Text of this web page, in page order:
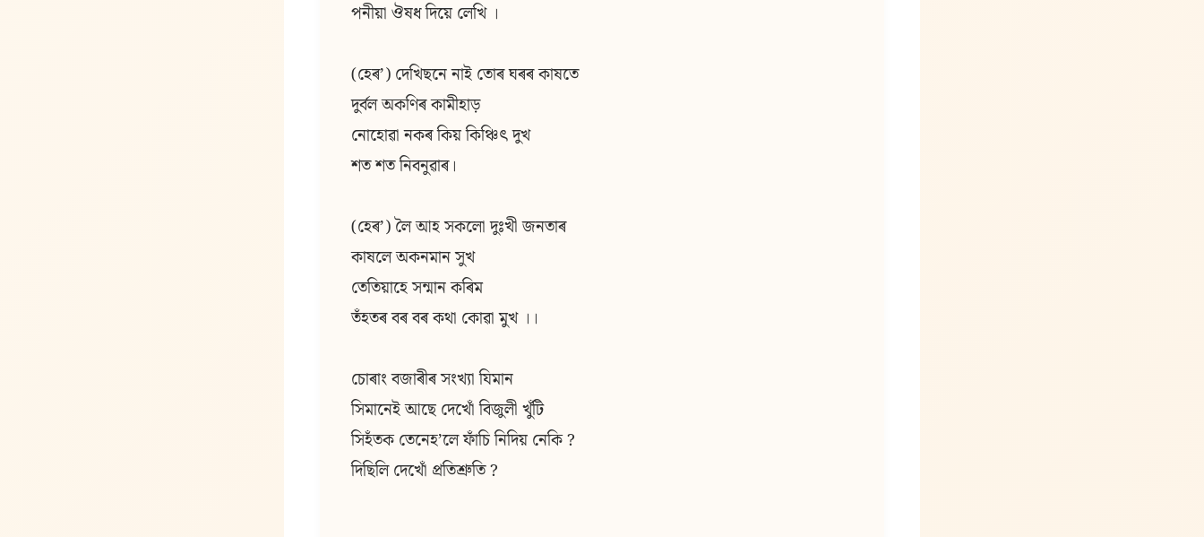
পনীয়া ঔষধ দিয়ে লেখি ।
(হেৰʼ) দেখিছনে নাই তোৰ ঘৰৰ কাষতে
দুৰ্বল অকণিৰ কামীহাড়
নোহোৱা নকৰ কিয় কিঞ্চিৎ দুখ
শত শত নিবনুৱাৰ।
(হেৰʼ) লৈ আহ সকলো দুঃখী জনতাৰ
কাষলে অকনমান সুখ
তেতিয়াহে সন্মান কৰিম
তঁহতৰ বৰ বৰ কথা কোৱা মুখ ।।
চোৰাং বজাৰীৰ সংখ্যা যিমান
সিমানেই আছে দেখোঁ বিজুলী খুঁটি
সিহঁতক তেনেহʼলে ফাঁচি নিদিয় নেকি ?
দিছিলি দেখোঁ প্ৰতিশ্ৰুতি ?